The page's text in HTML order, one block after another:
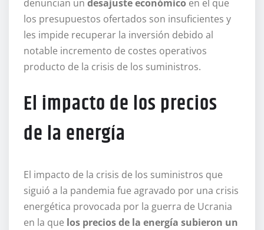
denuncian un desajuste económico en el que
los presupuestos ofertados son insuficientes y
les impide recuperar la inversión debido al
notable incremento de costes operativos
producto de la crisis de los suministros.
El impacto de los precios
de la energía
El impacto de la crisis de los suministros que
siguió a la pandemia fue agravado por una crisis
energética provocada por la guerra de Ucrania
en la que los precios de la energía subieron un